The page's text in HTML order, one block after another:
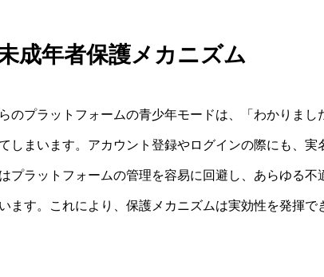
成年者保護メカニズム
のプラットフォームの青少年モードは、「わかりまし
しまいます。アカウント登録やログインの際にも、実
プラットフォームの管理を容易に回避し、あらゆる不
ます。これにより、保護メカニズムは実効性を発揮で